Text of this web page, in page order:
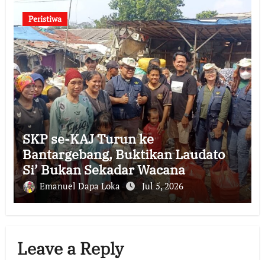
Peristiwa
SKP se-KAJ Turun ke
Bantargebang, Buktikan Laudato
Si’ Bukan Sekadar Wacana
Emanuel Dapa Loka Jul 5, 2026
Leave a Reply